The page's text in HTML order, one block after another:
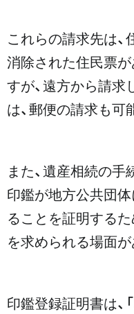
これらの請求先は、
消除された住民票
すが、遠方から請
は、郵便の請求も可
また、遺産相続の
印鑑が地方公共団
ることを証明する
を求められる場面が
印鑑登録証明書は、